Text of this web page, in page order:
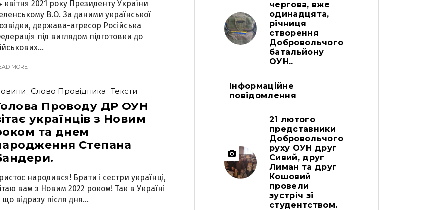
квітня 2021 року Президенту України
В.О. За даними української
держава-агресор Російська
під виглядом підготовки до
MORE
Слово Провідника Тексти
Проводу ДР ОУН
українців з Новим
та днем
Степана
народився! Брати і сестри українці,
вам з Новим 2022 роком! Так в Україні
що відразу після дня...
чергова, вже
одинадцята,
річниця
створення
Добровольчого
батальйону
ОУН..
Інформаційне
повідомлення
21 лютого
представники
Добровольчого
руху ОУН друг
Сивий, друг
Лиман та друг
Кошовий
провели
зустріч зі
студентством.